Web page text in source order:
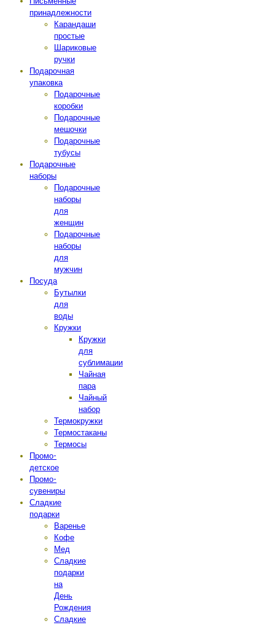
принадлежности
Карандаши
простые
Шариковые
ручки
Подарочная
упаковка
Подарочные
коробки
Подарочные
мешочки
Подарочные
тубусы
Подарочные
наборы
Подарочные
наборы
для
женщин
Подарочные
наборы
для
мужчин
Посуда
Бутылки
для
воды
Кружки
Кружки
для
сублимации
Чайная
пара
Чайный
набор
Термокружки
Термостаканы
Термосы
Промо-
детское
Промо-
сувениры
Сладкие
подарки
Варенье
Кофе
Мед
Сладкие
подарки
на
День
Рождения
Сладкие